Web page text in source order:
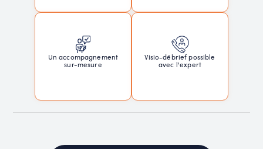
Un accompagnement
sur-mesure
Visio-débrief possible
avec l'expert